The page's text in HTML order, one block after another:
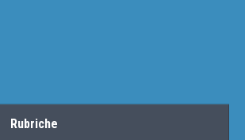
Rubriche